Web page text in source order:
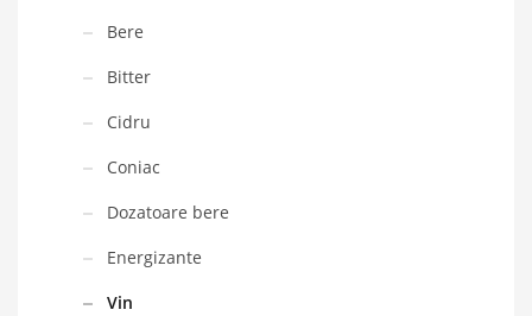
Bere
Bitter
Cidru
Coniac
Dozatoare bere
Energizante
Vin